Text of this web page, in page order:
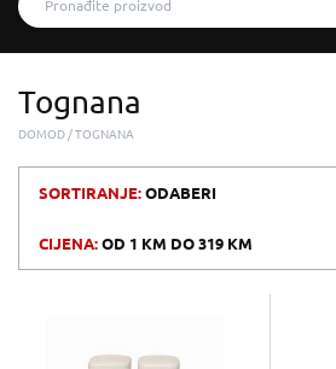
Tognana
DOMOD TOGNANA
SORTIRANJE:ODABERI
CIJENA:OD 1 KM DO319 KM